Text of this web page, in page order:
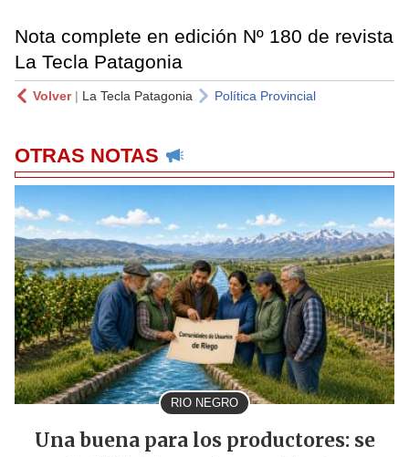
Nota complete en edición Nº 180 de revista
La Tecla Patagonia
Volver| La Tecla Patagonia Política Provincial
OTRAS NOTAS
RIO NEGRO
Una buena para los productores: se